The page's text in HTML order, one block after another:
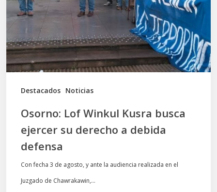
Destacados Noticias
busca
ejercer
su
derecho
a
debida
Osorno: Lof Winkul Kusra busca
ejercer su derecho a debida
defensa
Con fecha 3 de agosto, y ante la audiencia realizada en el
Juzgado de Chawrakawin,…